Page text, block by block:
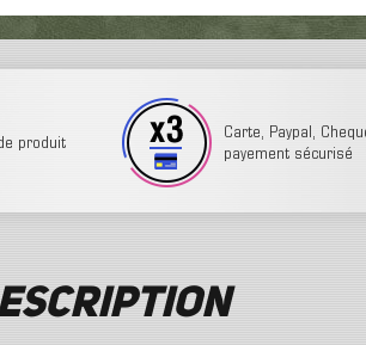
produit
Carte, Paypal,
payement sécurisé